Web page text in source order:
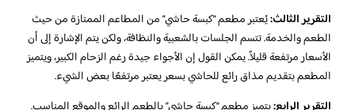
التقرير الثالث:يُعتبر مطعم “كبسة حاشي” من المطاعم الممتازة من حيث
الطعم والخدمة. تتسم الجلسات بالشعبية والنظافة، ولكن يتم الإشارة إلى أن
الأسعار مرتفعة قليلاً. يمكن القول إن الأجواء جيدة رغم الزحام الكبير، ويتميز
المطعم بتقديم مذاق رائع للحاشي بسعر يعتبر مرتفعًا بعض الشيء.